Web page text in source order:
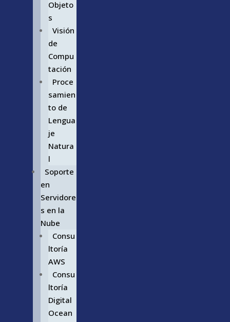
Objeto
s
Visión
de
Compu
tación
Proce
samien
to de
Lengua
je
Natura
l
Soporte
en
Servidore
s en la
Nube
Consu
ltoría
AWS
Consu
ltoría
Digital
Ocean